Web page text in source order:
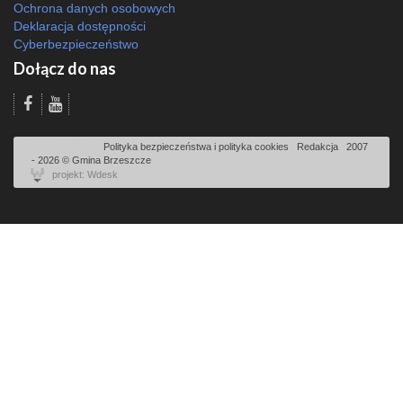
Ochrona danych osobowych
Deklaracja dostępności
Cyberbezpieczeństwo
Dołącz do nas
Polityka bezpieczeństwa i polityka cookies Redakcja
2007
- 2026 © Gmina Brzeszcze
projekt: Wdesk